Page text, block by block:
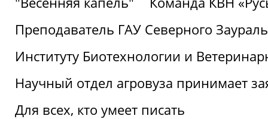
Преподаватель ГАУ Северного
Институту Биотехнологии и
Научный отдел агровуза принимает
Для всех, кто умеет писать